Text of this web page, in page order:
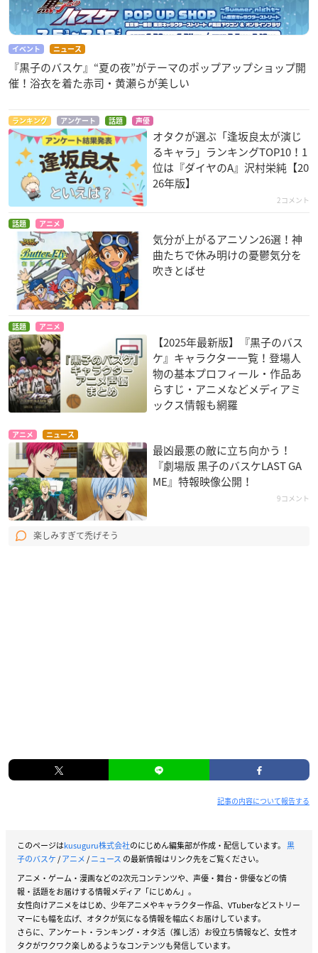
イベント ニュース
『黒子のバスケ』“夏の夜”がテーマのポップアップショップ開
催！浴衣を着た赤司・黄瀬らが美しい
ランキング アンケート 話題 声優
オタクが選ぶ「逢坂良太が演じ
るキャラ」ランキングTOP10！1
位は『ダイヤのA』沢村栄純【20
26年版】
2コメント
話題 アニメ
気分が上がるアニソン26選！神
曲たちで休み明けの憂鬱気分を
吹きとばせ
話題 アニメ
【2025年最新版】『黒子のバス
ケ』キャラクター一覧！登場人
物の基本プロフィール・作品あ
らすじ・アニメなどメディアミ
ックス情報も網羅
アニメ ニュース
最凶最悪の敵に立ち向かう！
『劇場版 黒子のバスケLAST GA
ME』特報映像公開！
9コメント
楽しみすぎて禿げそう
記事の内容について報告する
このページはkusuguru株式会社のにじめん編集部が作成・配信しています。 黒
子のバスケ/アニメ/ニュース の最新情報はリンク先をご覧ください。
アニメ・ゲーム・漫画などの2次元コンテンツや、声優・舞台・俳優などの情
報・話題をお届けする情報メディア「にじめん」。
女性向けアニメをはじめ、少年アニメやキャラクター作品、VTuberなどストリー
マーにも幅を広げ、オタクが気になる情報を幅広くお届けしています。
さらに、アンケート・ランキング・オタ活（推し活）お役立ち情報など、女性オ
タクがワクワク楽しめるようなコンテンツも発信しています。